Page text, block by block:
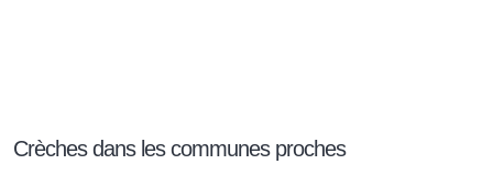
Crèches dans les communes proches